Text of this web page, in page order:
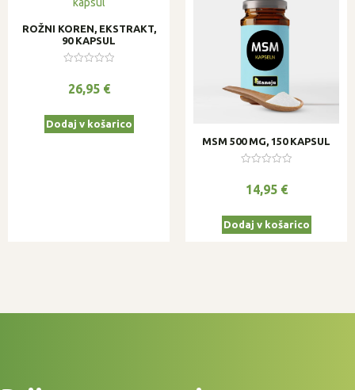
ROŽNI KOREN, EKSTRAKT,
90 KAPSUL
od26,95 €
Dodaj v košarico
MSM 500 MG, 150 KAPSUL
od14,95 €
Dodaj v košarico